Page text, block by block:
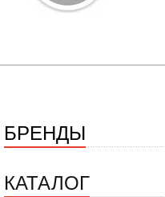
БРЕНДЫ
КАТАЛОГ